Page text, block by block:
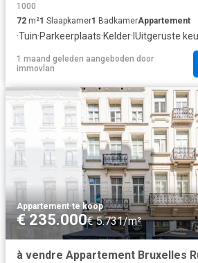
1000
72 m²1 Slaapkamer1 BadkamerAppartement
·Tuin·Parkeerplaats·Kelder·IUitgeruste
1 maand geleden aangeboden door
immovlan
Appartement·te koop
€ 235.000€ 5.731/m²
à vendre Appartement Bruxelles